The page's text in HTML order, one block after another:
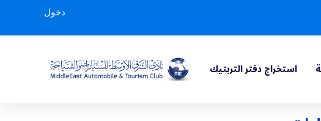
دخول
استخراج دفتر التربتيك